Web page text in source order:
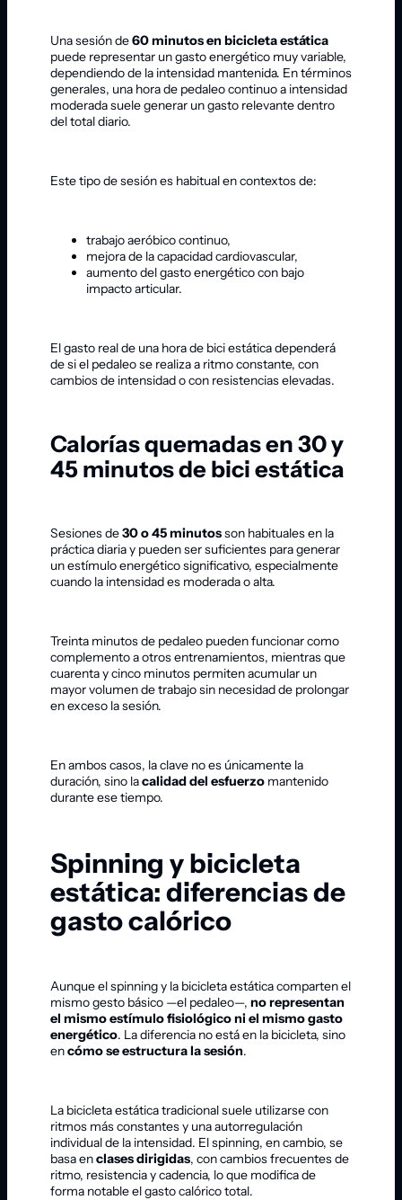
Una sesión de60 minutos en bicicleta estática
puede representar un gasto energético muy variable,
dependiendo de la intensidad mantenida. En términos
generales, una hora de pedaleo continuo a intensidad
moderada suele generar un gasto relevante dentro
del total diario.
Este tipo de sesión es habitual en contextos de:
trabajo aeróbico continuo,
mejora de la capacidad cardiovascular,
aumento del gasto energético con bajo
impacto articular.
El gasto real de una hora de bici estática dependerá
de si el pedaleo se realiza a ritmo constante, con
cambios de intensidad o con resistencias elevadas.
Calorías quemadas en 30 y
45 minutos de bici estática
Sesiones de30 o 45 minutosson habituales en la
práctica diaria y pueden ser suficientes para generar
un estímulo energético significativo, especialmente
cuando la intensidad es moderada o alta.
Treinta minutos de pedaleo pueden funcionar como
complemento a otros entrenamientos, mientras que
cuarenta y cinco minutos permiten acumular un
mayor volumen de trabajo sin necesidad de prolongar
en exceso la sesión.
En ambos casos, la clave no es únicamente la
duración, sino lacalidad del esfuerzo mantenido
durante ese tiempo.
Spinning y bicicleta
estática: diferencias de
gasto calórico
Aunque el spinning y la bicicleta estática comparten el
mismo gesto básico —el pedaleo—, no representan
el mismo estímulo fisiológico ni el mismo gasto
energético. La diferencia no está en la bicicleta, sino
encómo se estructura la sesión.
La bicicleta estática tradicional suele utilizarse con
ritmos más constantes y una autorregulación
individual de la intensidad. El spinning, en cambio, se
basa enclases dirigidas, con cambios frecuentes de
ritmo, resistencia y cadencia, lo que modifica de
forma notable el gasto calórico total.